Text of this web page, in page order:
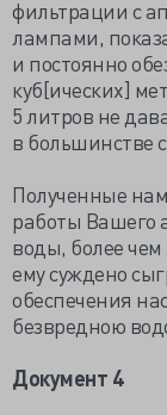
фильтрации с
лампами,
и постоянно
куб[ических]
5 литров не
в большинстве
Полученные
работы Вашего
воды, более
ему суждено
обеспечения
безвредною
Документ 4